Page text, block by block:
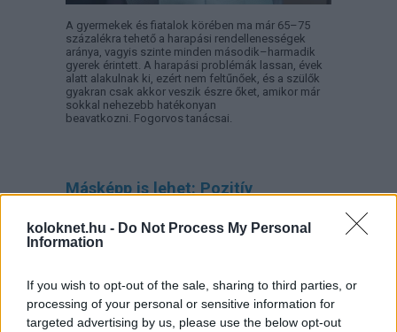
koloknet.hu - Do Not Process My Personal
Information
If you wish to opt-out of the sale, sharing to third parties, or
processing of your personal or sensitive information for
targeted advertising by us, please use the below opt-out
A gyermekek és fiatalok körében ma már 65–75
százalékra tehető a harapási rendellenességek
aránya, vagyis szinte minden második–harmadik
gyerek érintett. A harapási problémák lassan, évek
alatt alakulnak ki, ezért nem feltűnőek, és a szülők
gyakran csak akkor veszik észre őket, amikor már
sokkal nehezebb hatékonyan
beavatkozni. Fogorvos tanácsai.
Másképp is lehet: Pozitív